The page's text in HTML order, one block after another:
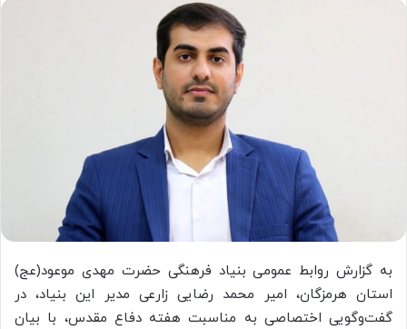
به گزارش روابط عمومی بنیاد فرهنگی حضرت مهدی موعود(عج)
استان هرمزگان، امیر محمد رضایی زارعی مدیر این بنیاد، در
گفت‌وگویی اختصاصی به مناسبت هفته دفاع مقدس، با بیان